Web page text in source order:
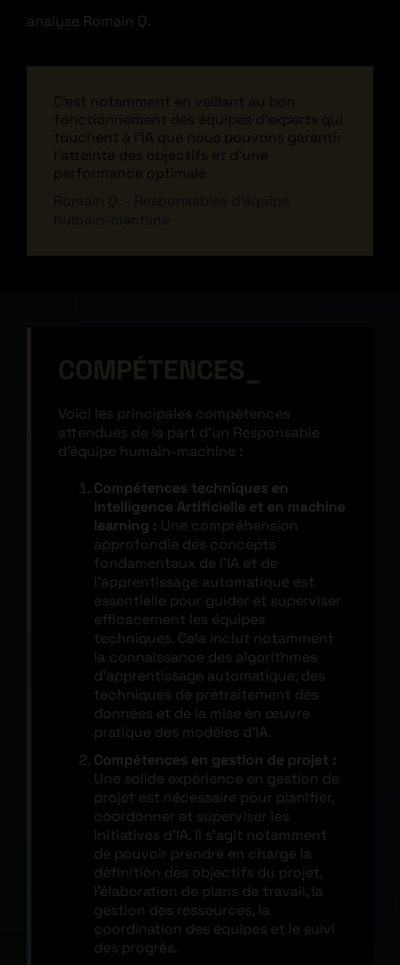
analyse Romain Q.
C’est notamment en veillant au bon
fonctionnement des équipes d’experts qui
touchent à l’IA que nous pouvons garantir
l’atteinte des objectifs et d’une
performance optimale
COMPÉTENCES
Voici les principales compétences
attendues de la part d’un Responsable
d’équipe humain-machine :
Compétences techniques en
Intelligence Artificielle et en machine
learning : Une compréhension
approfondie des concepts
fondamentaux de l’IA et de
l’apprentissage automatique est
essentielle pour guider et superviser
efficacement les équipes
techniques. Cela inclut notamment
la connaissance des algorithmes
d’apprentissage automatique, des
techniques de prétraitement des
données et de la mise en œuvre
pratique des modèles d’IA.
Compétences en gestion de projet :
Une solide expérience en gestion de
projet est nécessaire pour planifier,
coordonner et superviser les
initiatives d’IA. Il s’agit notamment
de pouvoir prendre en charge la
définition des objectifs du projet,
l’élaboration de plans de travail, la
gestion des ressources, la
coordination des équipes et le suivi
des progrès.